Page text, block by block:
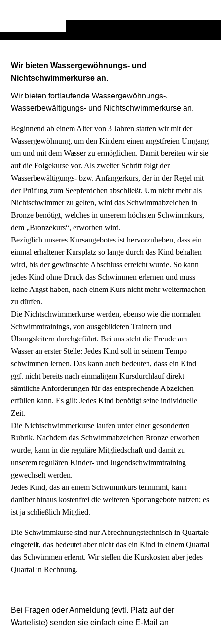
Wir bieten Wassergewöhnungs- und
Nichtschwimmerkurse an.
Wir bieten fortlaufende Wassergewöhnungs-,
Wasserbewältigungs- und Nichtschwimmerkurse an.
Beginnend ab einem Alter von 3 Jahren starten wir mit der
Wassergewöhnung, um den Kindern einen angstfreien Umgang
um und mit dem Wasser zu ermöglichen. Damit bereiten wir sie
auf die Folgekurse vor. Als zweiter Schritt folgt der
Wasserbewältigungs- bzw. Anfängerkurs, der in der Regel mit
der Prüfung zum Seepferdchen abschließt. Um nicht mehr als
Nichtschwimmer zu gelten, wird das Schwimmabzeichen in
Bronze benötigt, welches in unserem höchsten Schwimmkurs,
dem „Bronzekurs“, erworben wird.
Bezüglich unseres Kursangebotes ist hervorzuheben, dass ein
einmal erhaltener Kursplatz so lange durch das Kind behalten
wird, bis der gewünschte Abschluss erreicht wurde. So kann
jedes Kind ohne Druck das Schwimmen erlernen und muss
keine Angst haben, nach einem Kurs nicht mehr weitermachen
zu dürfen.
Die Nichtschwimmerkurse werden, ebenso wie die normalen
Schwimmtrainings, von ausgebildeten Trainern und
Übungsleitern durchgeführt. Bei uns steht die Freude am
Wasser an erster Stelle: Jedes Kind soll in seinem Tempo
schwimmen lernen. Das kann auch bedeuten, dass ein Kind
ggf. nicht bereits nach einmaligem Kursdurchlauf direkt
sämtliche Anforderungen für das entsprechende Abzeichen
erfüllen kann. Es gilt: Jedes Kind benötigt seine individuelle
Zeit.
Die Nichtschwimmerkurse laufen unter einer gesonderten
Rubrik. Nachdem das Schwimmabzeichen Bronze erworben
wurde, kann in die reguläre Mitgliedschaft und damit zu
unserem regulären Kinder- und Jugendschwimmtraining
gewechselt werden.
Jedes Kind, das an einem Schwimmkurs teilnimmt, kann
darüber hinaus kostenfrei die weiteren Sportangebote nutzen; es
ist ja schließlich Mitglied.
Die Schwimmkurse sind nur Abrechnungstechnisch in Quartale
eingeteilt, das bedeutet aber nicht das ein Kind in einem Quartal
das Schwimmen erlernt. Wir stellen die Kurskosten aber jedes
Quartal in Rechnung.
Bei Fragen oder Anmeldung (evtl. Platz auf der
Warteliste) senden sie einfach eine E-Mail an